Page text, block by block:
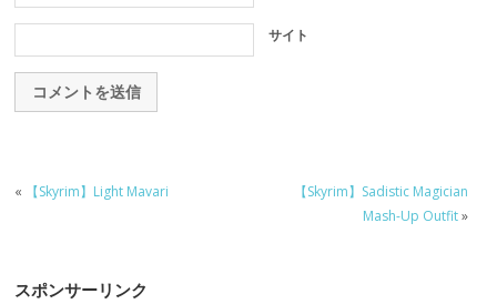
サイト
« 【Skyrim】Light Mavari
【Skyrim】Sadistic Magician
Mash-Up Outfit»
スポンサーリンク